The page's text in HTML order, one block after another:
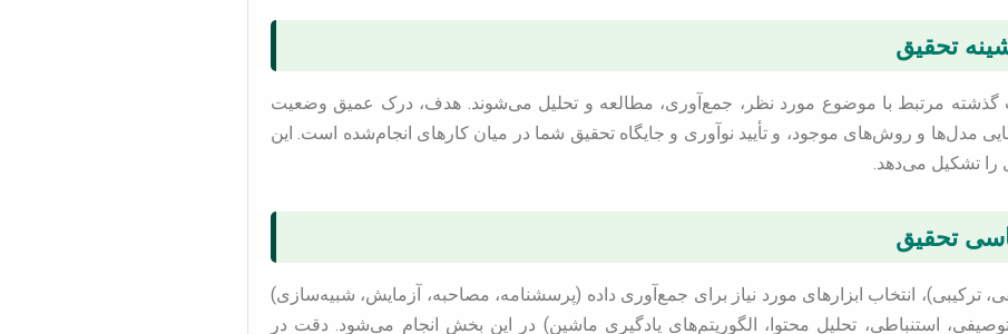
گذشته مرتبط با موضوع مورد نظر، جمع‌آوری، مطالعه و تحلیل می‌شوند. هدف، درک عمیق وضعیت
مدل‌ها و روش‌های موجود، و تأیید نوآوری و جایگاه تحقیق شما در میان کارهای انجام‌شده است. این
تشکیل می‌دهد.
ترکیبی)، انتخاب ابزارهای مورد نیاز برای جمع‌آوری داده (پرسشنامه، مصاحبه، آزمایش، شبیه‌سازی)
استنباطی، تحلیل محتوا، الگوریتم‌های یادگیری ماشین) در این بخش انجام می‌شود. دقت در